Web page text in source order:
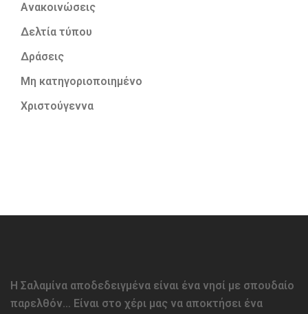
Ανακοινώσεις
Δελτία τύπου
Δράσεις
Μη κατηγοριοποιημένο
Χριστούγεννα
Η Σαλαμίνα αποδεδειγμένα είναι ένα νησί με σπουδαίο
παρελθόν… Είναι στο χέρι μας να αποκτήσει ένα